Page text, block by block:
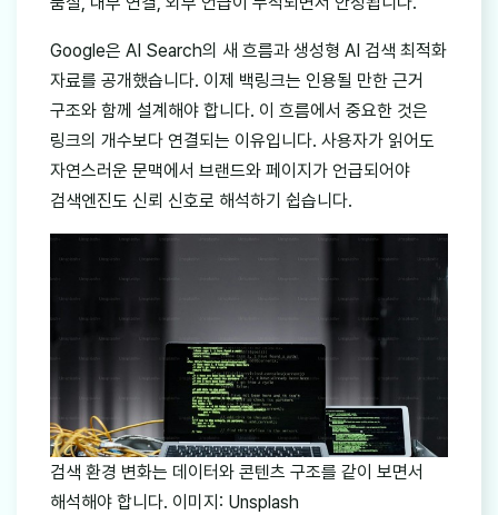
Google은 AI Search의 새 흐름과 생성형 AI 검색 최적화
자료를 공개했습니다. 이제 백링크는 인용될 만한 근거
구조와 함께 설계해야 합니다. 이 흐름에서 중요한 것은
링크의 개수보다 연결되는 이유입니다. 사용자가 읽어도
자연스러운 문맥에서 브랜드와 페이지가 언급되어야
검색엔진도 신뢰 신호로 해석하기 쉽습니다.
검색 환경 변화는 데이터와 콘텐츠 구조를 같이 보면서
해석해야 합니다. 이미지: Unsplash